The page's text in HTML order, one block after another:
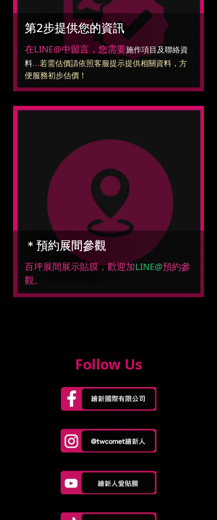
第2步提供您的資訊
在LINE@中留言，您需要施作項目及聯絡資
料...若需估價請依照客服提示提供相關資料，方
便服務初步估價！
＊預約展間參觀
百坪展間展示貼膜，歡迎加LINE@預約參
觀。
Follow Us